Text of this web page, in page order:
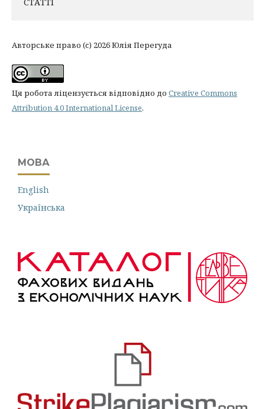
СТАТТІ
Авторське право (c) 2026 Юлія Перегуда
Ця робота ліцензується відповідно до Creative Commons
Attribution 4.0 International License.
МОВА
English
Українська